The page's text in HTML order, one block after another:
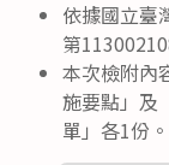
依據國立臺
第
本次檢附內
施要點」及
單」各1份。